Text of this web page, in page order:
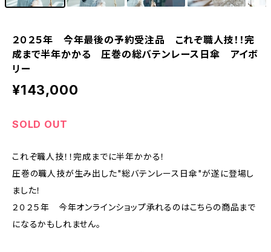
２０２５年 今年最後の予約受注品 これぞ職人技！！完
成まで半年かかる 圧巻の総バテンレース日傘 アイボ
リー
¥143,000
SOLD OUT
これぞ職人技！！完成までに半年かかる！
圧巻の職人技が生み出した"総バテンレース日傘"が遂に登場し
ました！
２０２５年 今年オンラインショップ承れるのはこちらの商品まで
になるかもしれません。